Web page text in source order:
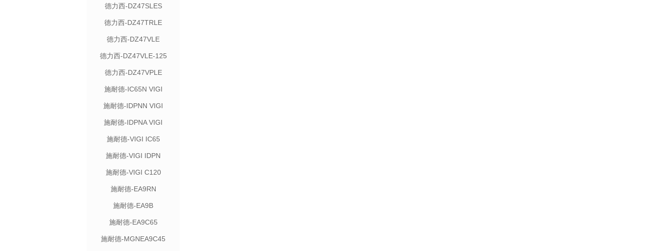
德力西-DZ47SLES
德力西-DZ47TRLE
德力西-DZ47VLE
德力西-DZ47VLE-125
德力西-DZ47VPLE
施耐德-IC65N VIGI
施耐德-IDPNN VIGI
施耐德-IDPNA VIGI
施耐德-VIGI IC65
施耐德-VIGI IDPN
施耐德-VIGI C120
施耐德-EA9RN
施耐德-EA9B
施耐德-EA9C65
施耐德-MGNEA9C45